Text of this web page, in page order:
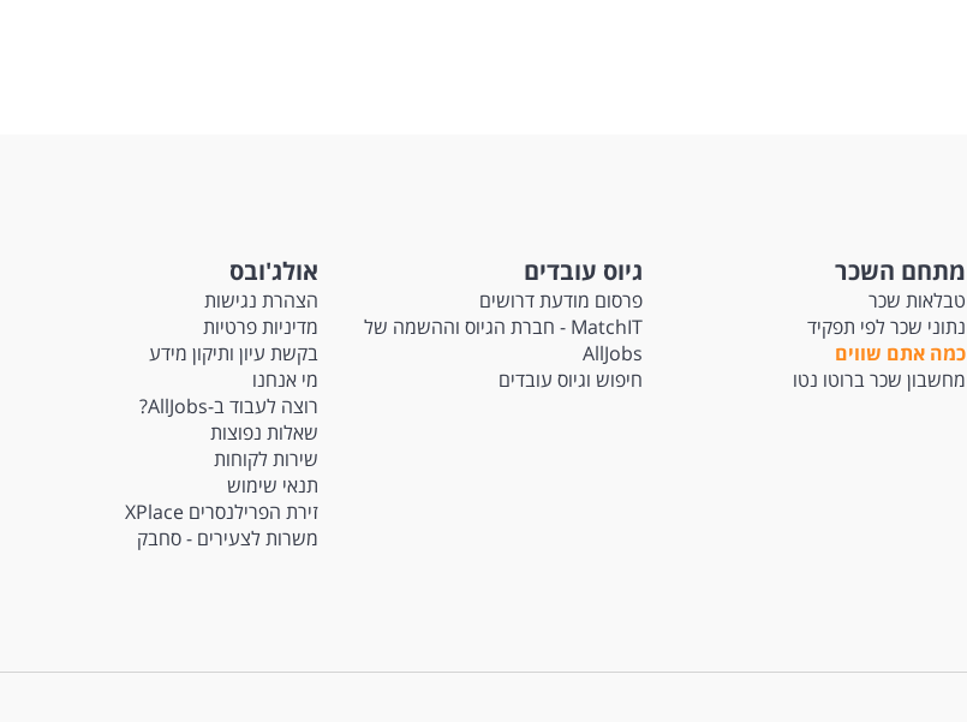
מתחם השכר
טבלאות שכר
נתוני שכר לפי תפקיד
כמה אתם שווים
מחשבון שכר ברוטו נטו
גיוס עובדים
פרסום מודעת דרושים
MatchIT - חברת הגיוס וההשמה של
AllJobs
חיפוש וגיוס עובדים
אולג'ובס
הצהרת נגישות
מדיניות פרטיות
בקשת עיון ותיקון מידע
מי אנחנו
רוצה לעבוד ב-AllJobs?
שאלות נפוצות
שירות לקוחות
תנאי שימוש
זירת הפרילנסרים XPlace
משרות לצעירים - סחבק